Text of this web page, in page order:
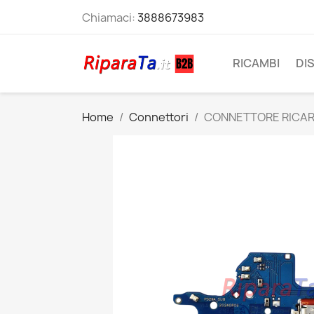
Chiamaci:3888673983
RICAMBI
Home Connettori CONNETTORE